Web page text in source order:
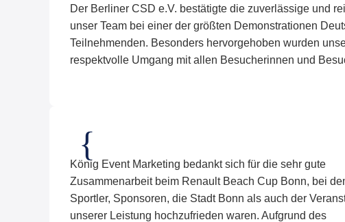
Der Berliner CSD e.V. bestätigte die zuverlässige und
unser Team bei einer der größten Demonstrationen
Teilnehmenden. Besonders hervorgehoben wurden
respektvolle Umgang mit allen Besucherinnen und
König Event Marketing bedankt sich für die sehr gute
Zusammenarbeit beim Renault Beach Cup Bonn, bei
Sportler, Sponsoren, die Stadt Bonn als auch der
unserer Leistung hochzufrieden waren. Aufgrund des